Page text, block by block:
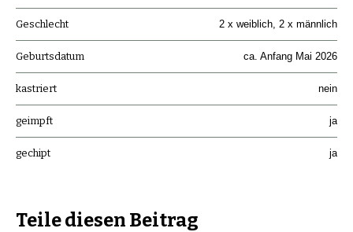
Geschlecht 2 x weiblich, 2 x männlich
Geburtsdatum ca. Anfang Mai 2026
kastriert nein
geimpft ja
gechipt ja
Teile diesen Beitrag